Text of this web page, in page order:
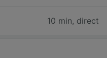
10 min, direct